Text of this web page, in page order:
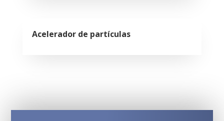
Acelerador de partículas